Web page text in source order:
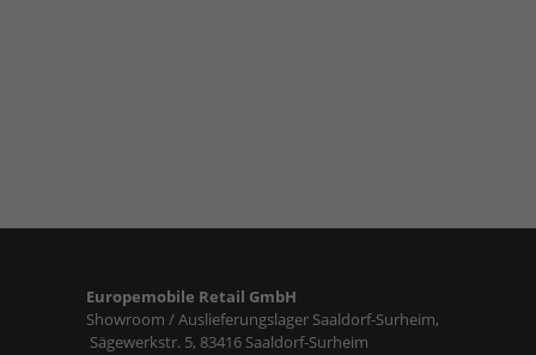
Europemobile Retail GmbH
Showroom / Auslieferungslager Saaldorf-Surheim,
Sägewerkstr. 5, 83416 Saaldorf-Surheim